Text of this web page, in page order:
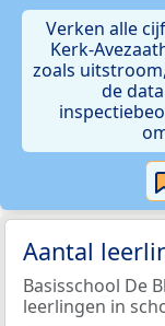
Verken alle
Kerk-
zoals
de
Aantal
Basisschool De
leerlingen in